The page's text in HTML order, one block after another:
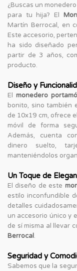
¿Buscas un
para tu hija? El
Martín Berrocal, en
Este accesorio,
ha sido diseñado
partir de 3 años,
producto.
Diseño y
Elmonedero
bonito, sino también
de 10x19 cm, ofrece
móvil de forma
Además, cuenta
dinero suelto,
manteniéndolos
Un Toque de
El diseño de este
estilo inconfundible
detalles
un accesorio único y
de sí misma al llevar
Berrocal.
Seguridad y
Sabemos que la